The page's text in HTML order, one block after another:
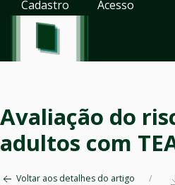
Cadastro Acesso
Avaliação do
adultos com
Voltar aos detalhes do artigo